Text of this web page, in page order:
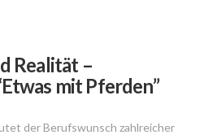
Realität –
mit Pferden”
der Berufswunsch zahlreicher